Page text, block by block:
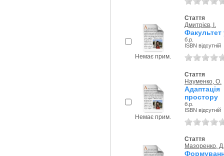
Немає прим.
Стаття
Дмитрієв, I.
Факультет
б.р.
ISBN відсутній
Немає прим.
Стаття
Науменко, О.
простору
б.р.
ISBN відсутній
Стаття
Мазоренко, Д.